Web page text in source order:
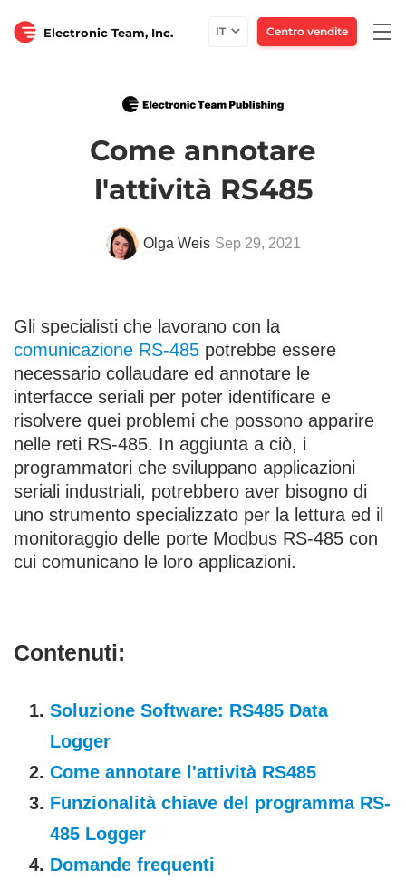
Electronic Team, Inc. IT Centro vendite
Come annotare
l'attività RS485
Olga Weis Sep 29, 2021
Gli specialisti che lavorano con la
comunicazione RS-485 potrebbe essere
necessario collaudare ed annotare le
interfacce seriali per poter identificare e
risolvere quei problemi che possono apparire
nelle reti RS-485. In aggiunta a ciò, i
programmatori che sviluppano applicazioni
seriali industriali, potrebbero aver bisogno di
uno strumento specializzato per la lettura ed il
monitoraggio delle porte Modbus RS-485 con
cui comunicano le loro applicazioni.
Contenuti:
Soluzione Software: RS485 Data
Logger
Come annotare l'attività RS485
Funzionalità chiave del programma RS-
485 Logger
Domande frequenti